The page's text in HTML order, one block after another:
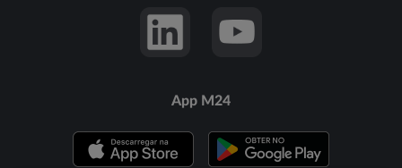
App M24